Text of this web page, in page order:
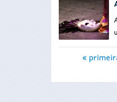
Páginas
«